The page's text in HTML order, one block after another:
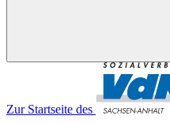
Zur Startseite des